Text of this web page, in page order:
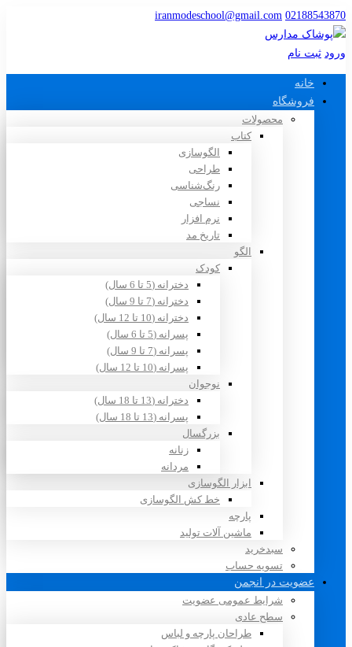
02188543870
iranmodeschool@gmail.com
ورود ثبت نام
خانه
فروشگاه
محصولات
کتاب
الگوسازی
طراحی
رنگ‌شناسی
نساجی
نرم افزار
تاریخ مد
الگو
کودک
دخترانه (5 تا 6 سال)
دخترانه (7 تا 9 سال)
دخترانه (10 تا 12 سال)
پسرانه (5 تا 6 سال)
پسرانه (7 تا 9 سال)
پسرانه (10 تا 12 سال)
نوجوان
دخترانه (13 تا 18 سال)
پسرانه (13 تا 18 سال)
بزرگسال
زنانه
مردانه
ابزار الگوسازی
خط کش الگوسازی
پارچه
ماشین آلات تولید
سبدخرید
تسویه حساب
عضویت در انجمن
شرایط عمومی عضویت
سطح عادی
طراحان پارچه و لباس